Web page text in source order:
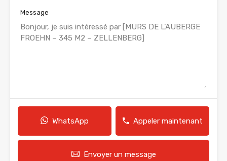
Message
WhatsApp Appeler maintenant
Envoyer un message